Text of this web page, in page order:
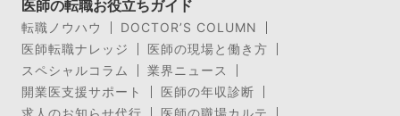
医師の転職お役立ちガイド
転職ノウハウ
DOCTOR’S COLUMN
医師転職ナレッジ
医師の現場と働き方
スペシャルコラム
業界ニュース
開業医支援サポート
医師の年収診断
求人のお知らせ代行
医師の職場カルテ